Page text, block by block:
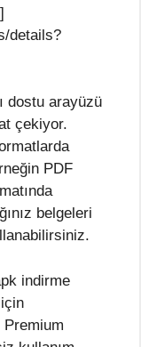
details?
dostu arayüzü
çekiyor.
PDF
belgeleri
indirme
Premium